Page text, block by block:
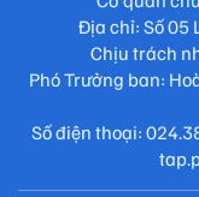
Địa chỉ: Số 05
Chịu trách
Phó Trưởng ban:
Số điện thoại: